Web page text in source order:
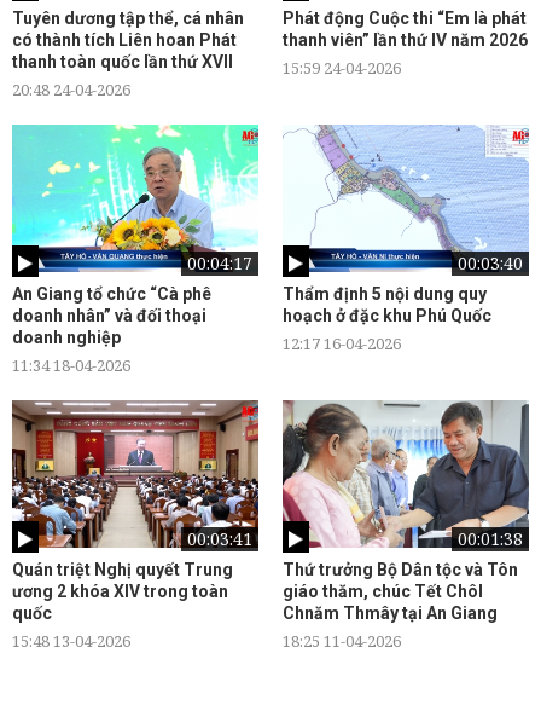
Tuyên dương tập thể, cá nhân
có thành tích Liên hoan Phát
thanh toàn quốc lần thứ XVII
20:48 24-04-2026
Phát động Cuộc thi “Em là phát
thanh viên” lần thứ IV năm 2026
15:59 24-04-2026
00:04:17
An Giang tổ chức “Cà phê
doanh nhân” và đối thoại
doanh nghiệp
11:34 18-04-2026
00:03:40
Thẩm định 5 nội dung quy
hoạch ở đặc khu Phú Quốc
12:17 16-04-2026
00:03:41
Quán triệt Nghị quyết Trung
ương 2 khóa XIV trong toàn
quốc
15:48 13-04-2026
00:01:38
Thứ trưởng Bộ Dân tộc và Tôn
giáo thăm, chúc Tết Chôl
Chnăm Thmây tại An Giang
18:25 11-04-2026